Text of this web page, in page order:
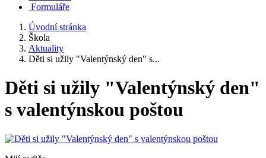
Formuláře
Úvodní stránka
Škola
Aktuality
Děti si užily "Valentýnský den" s...
Děti si užily "Valentýnský den"
s valentýnskou poštou